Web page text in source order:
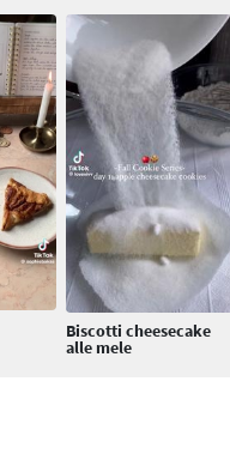
Biscotti cheesecake
alle mele